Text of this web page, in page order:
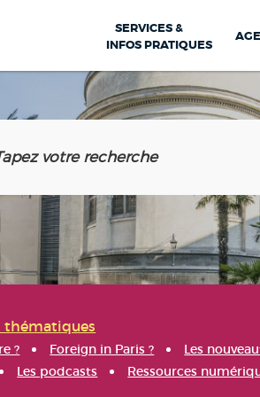
SERVICES &
INFOS PRATIQUES
thématiques
? Foreign in Paris ? Les
Les podcasts Ressources